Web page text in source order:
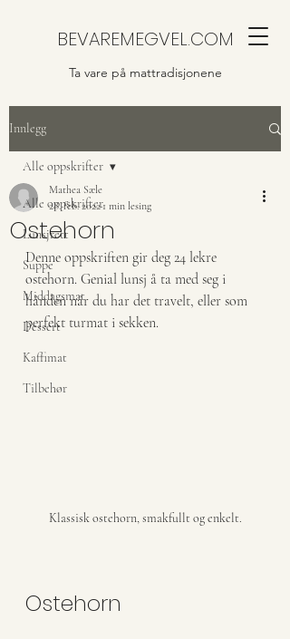
BEVAREMEGVEL.COM
Ta vare på mattradisjonene
Innlegg
Alle oppskrifter
Lunsjrett
Suppe
Middagsmat
Dessert
Kaffimat
Tilbehør
Alle oppskrifter
Ostehorn
Mathea Sæle
28. feb. 20221 min lesing
Denne oppskriften gir deg 24 lekre
ostehorn. Genial lunsj å ta med seg i
hånden når du har det travelt, eller som
perfekt turmat i sekken.
Klassisk ostehorn, smakfullt og enkelt.
Ostehorn